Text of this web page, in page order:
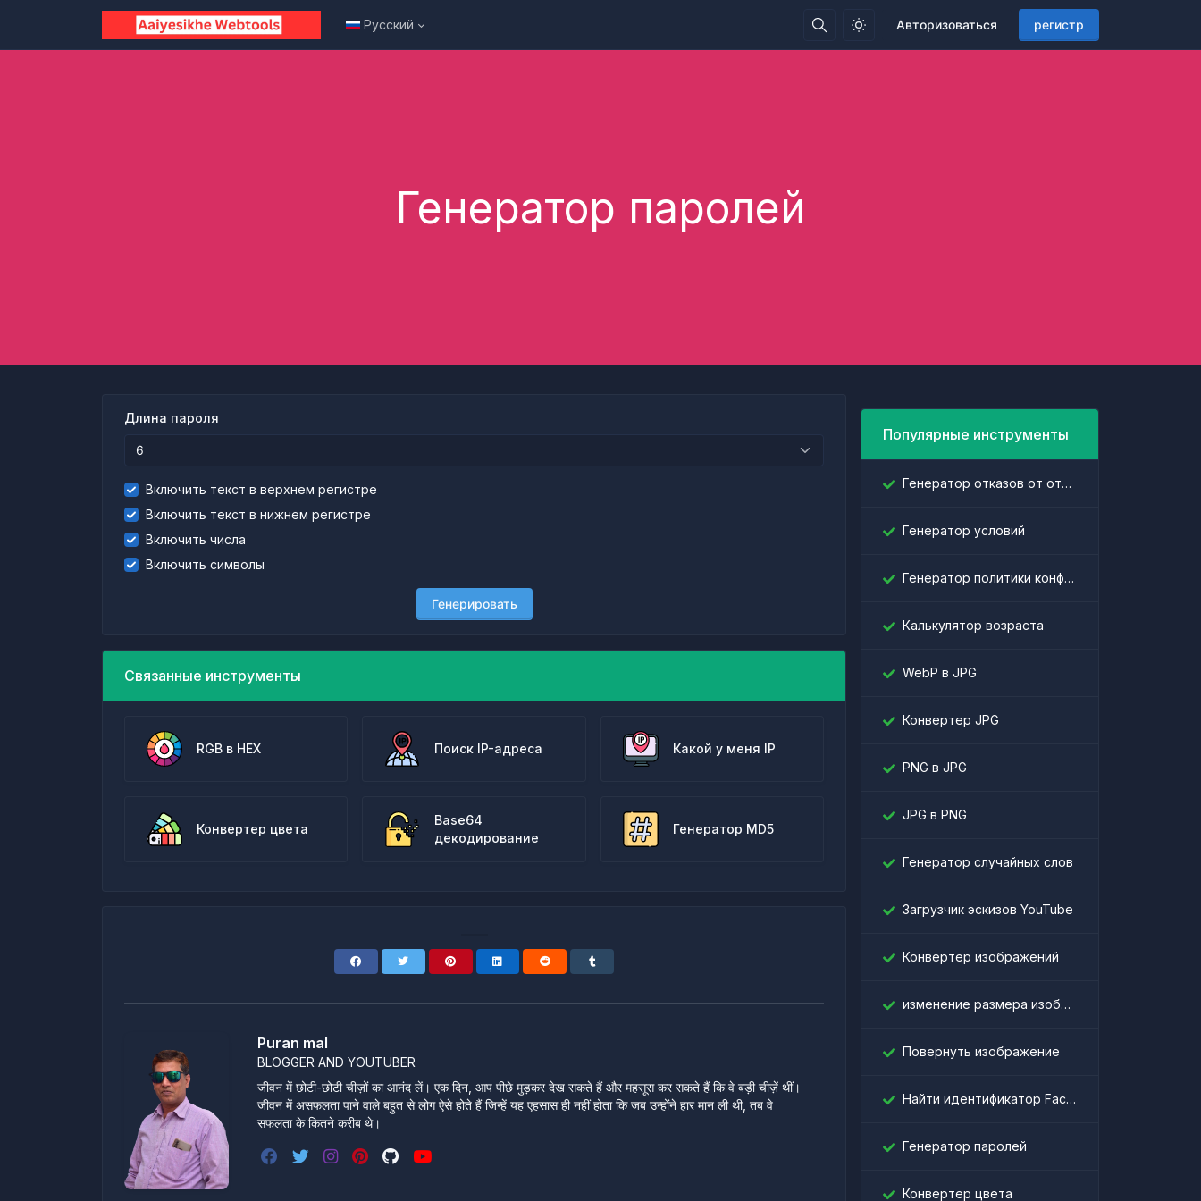
Авторизоваться регистр
Русский
Генератор паролей
Длина пароля
Включить текст в верхнем регистре
Включить текст в нижнем регистре
Включить числа
Включить символы
Генерировать
Связанные инструменты
RGB в HEX Поиск IP-адреса Какой у меня IP
Конвертер цвета
Base64
декодирование
Генератор MD5
Puran mal
BLOGGER AND YOUTUBER
जीवन में छोटी-छोटी चीज़ों का आनंद लें। एक दिन, आप पीछे मुड़कर देख सकते हैं और महसूस कर सकते हैं कि वे बड़ी चीज़ें थीं।
जीवन में असफलता पाने वाले बहुत से लोग ऐसे होते हैं जिन्हें यह एहसास ही नहीं होता कि जब उन्होंने हार मान ली थी, तब वे
सफलता के कितने करीब थे।
Популярные инструменты
Генератор отказов от ответственности
Генератор условий
Генератор политики конфиденциальности
Калькулятор возраста
WebP в JPG
Конвертер JPG
PNG в JPG
JPG в PNG
Генератор случайных слов
Загрузчик эскизов YouTube
Конвертер изображений
изменение размера изображения
Повернуть изображение
Найти идентификатор Facebook
Генератор паролей
Конвертер цвета